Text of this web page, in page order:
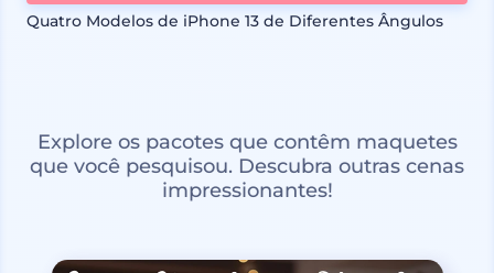
Quatro Modelos de iPhone 13 de Diferentes Ângulos
Explore os pacotes que contêm maquetes
que você pesquisou. Descubra outras cenas
impressionantes!